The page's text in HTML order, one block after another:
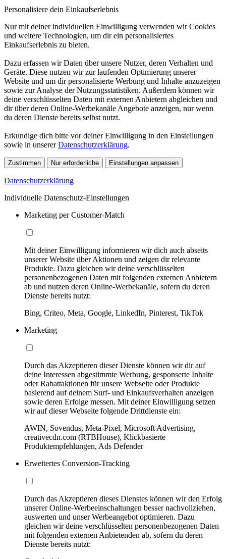
Personalisiere dein Einkaufserlebnis
Nur mit deiner individuellen Einwilligung verwenden wir Cookies
und weitere Technologien, um dir ein personalisiertes
Einkaufserlebnis zu bieten.
Dazu erfassen wir Daten über unsere Nutzer, deren Verhalten und
Geräte. Diese nutzen wir zur laufenden Optimierung unserer
Website und um dir personalisierte Werbung und Inhalte anzuzeigen
sowie zur Analyse der Nutzungsstatistiken. Außerdem können wir
deine verschlüsselten Daten mit externen Anbietern abgleichen und
dir über deren Online-Werbekanäle Angebote anzeigen, nur wenn
du deren Dienste bereits selbst nutzt.
Erkundige dich bitte vor deiner Einwilligung in den Einstellungen
sowie in unsererDatenschutzerklärung.
Zustimmen Nur erforderliche Einstellungen anpassen
Datenschutzerklärung
Individuelle Datenschutz-Einstellungen
Marketing per Customer-Match
Mit deiner Einwilligung informieren wir dich auch abseits
unserer Website über Aktionen und zeigen dir relevante
Produkte. Dazu gleichen wir deine verschlüsselten
personenbezogenen Daten mit folgenden externen Anbietern
ab und nutzen deren Online-Werbekanäle, sofern du deren
Dienste bereits nutzt:
Bing, Criteo, Meta, Google, LinkedIn, Pinterest, TikTok
Marketing
Durch das Akzeptieren dieser Dienste können wir dir auf
deine Interessen abgestimmte Werbung, gesponserte Inhalte
oder Rabattaktionen für unsere Webseite oder Produkte
basierend auf deinem Surf- und Einkaufsverhalten anzeigen
sowie deren Erfolge messen. Mit deiner Einwilligung setzen
wir auf dieser Webseite folgende Drittdienste ein:
AWIN, Sovendus, Meta-Pixel, Microsoft Advertising,
creativecdn.com (RTBHouse), Klickbasierte
Produktempfehlungen, Ads Defender
Erweitertes Conversion-Tracking
Durch das Akzeptieren dieses Dienstes können wir den Erfolg
unserer Online-Werbeeinschaltungen besser nachvollziehen,
auswerten und unser Werbeangebot optimieren. Dazu
gleichen wir deine verschlüsselten personenbezogenen Daten
mit folgenden externen Anbietenden ab, sofern du deren
Dienste bereits nutzt: